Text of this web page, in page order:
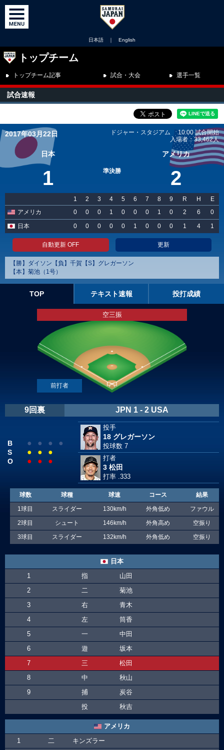
日本語 ｜ English
トップチーム
トップチーム記事 試合・大会 選手一覧
試合速報
2017年03月22日
ドジャー・スタジアム 10:00 試合開始
入場者：33,462人
日本
1 準決勝
アメリカ
2
1 2 3 4 5 6 7 8 9 R H
E
アメリカ
0 0 0 1 0 0 0 1 0 2 6
0
日本
0 0 0 0 0 1 0 0 0 1 4 1
自動更新 OFF 更新
【勝】ダイソン【負】千賀【S】グレガーソン
【本】菊池（1号）
TOP テキスト速報 投打成績